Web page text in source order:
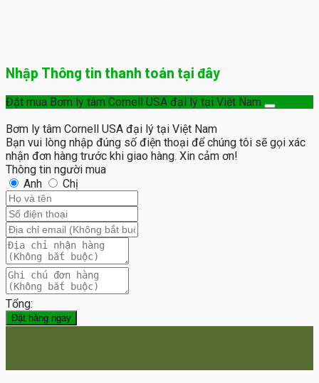
Nhập Thông tin thanh toán tại đây
Đặt mua Bơm ly tâm Cornell USA đại lý tại Việt Nam
Bơm ly tâm Cornell USA đại lý tại Việt Nam
Bạn vui lòng nhập đúng số điện thoại để chúng tôi sẽ gọi xác
nhận đơn hàng trước khi giao hàng. Xin cảm ơn!
Thông tin người mua
Anh
Chị
Tổng:
Đặt hàng ngay